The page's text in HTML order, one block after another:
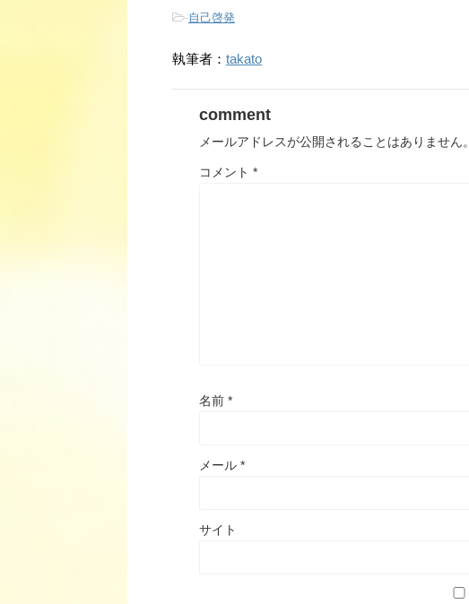
-自己啓発
執筆者： takato
comment
メールアドレスが公開されることはありません。
コメント *
名前 *
メール *
サイト